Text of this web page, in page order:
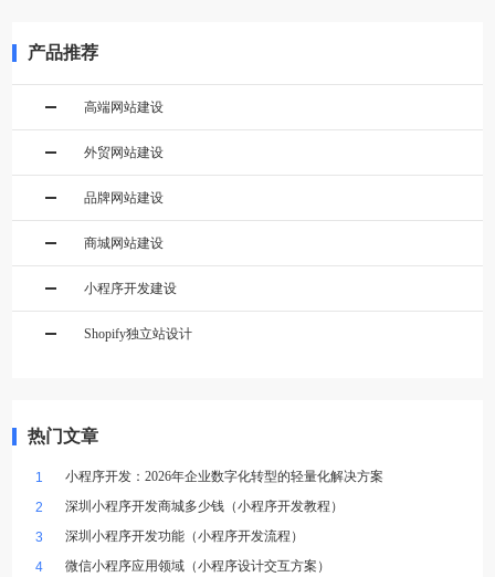
产品推荐
高端网站建设
外贸网站建设
品牌网站建设
商城网站建设
小程序开发建设
Shopify独立站设计
热门文章
1
小程序开发：2026年企业数字化转型的轻量化解决方案
2
深圳小程序开发商城多少钱（小程序开发教程）
3
深圳小程序开发功能（小程序开发流程）
4
微信小程序应用领域（小程序设计交互方案）